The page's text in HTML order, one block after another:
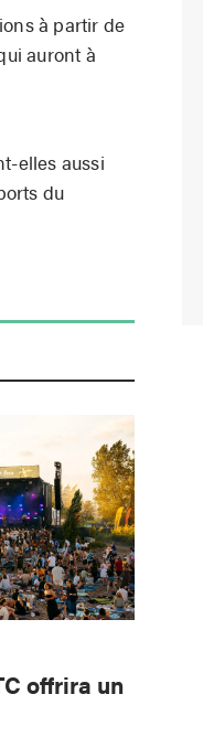
à partir de
auront à
elles aussi
du
offrira un